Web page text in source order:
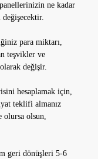
ne kadar
değişecektir.
para miktarı,
teşvikler ve
değişir.
hesaplamak için,
teklifi almanız
olursa olsun,
geri dönüşleri 5-6